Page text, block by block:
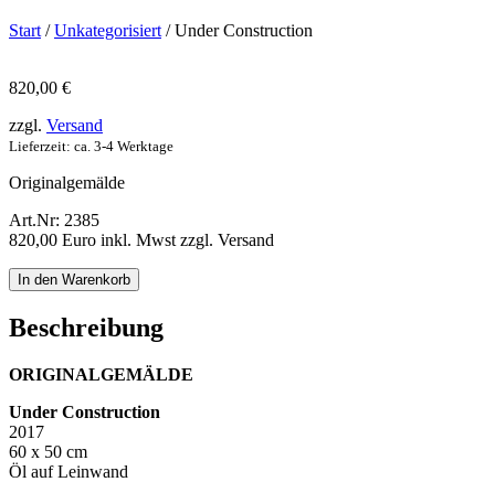
Start /Unkategorisiert / Under Construction
820,00 €
zzgl. Versand
Lieferzeit: ca. 3-4 Werktage
Originalgemälde
Art.Nr: 2385
820,00 Euro inkl. Mwst zzgl. Versand
Under
Construction
Menge
In den Warenkorb
Beschreibung
ORIGINALGEMÄLDE
Under Construction
2017
60 x 50 cm
Öl auf Leinwand